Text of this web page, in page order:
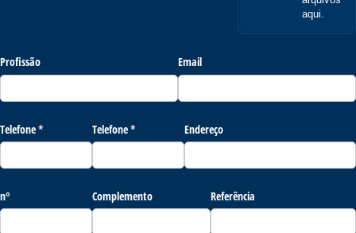
aqui.
Profissão Email
Telefone*
(obrigatório)Telefone*
(obrigatório)Endereço
n° Complemento Referência